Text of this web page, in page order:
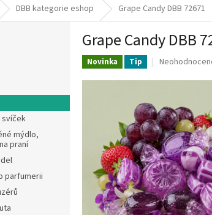
DBB kategorie eshop Grape Candy DBB 72671
svíček
mýdlo,
praní
parfumerii
Grape Candy DBB
Novinka Tip Průměrné